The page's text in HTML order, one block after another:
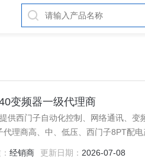
变频器一级代理商
供西门子自动化控制、网络通讯、变
理商高、中、低压、西门子8PT配电
经销商 更新日期： 2026-07-08